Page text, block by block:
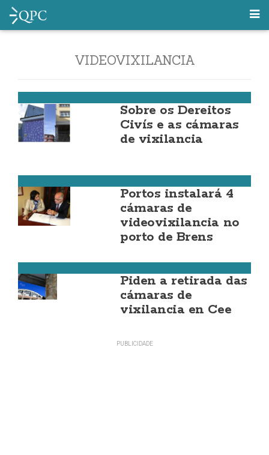
VIDEOVIXILANCIA
Sobre os Dereitos
Civís e as cámaras
de vixilancia
Portos instalará 4
cámaras de
videovixilancia no
porto de Brens
Piden a retirada das
cámaras de
vixilancia en Cee